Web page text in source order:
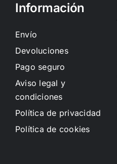
Información
Envío
Devoluciones
Pago seguro
Aviso legal y
condiciones
Política de privacidad
Política de cookies